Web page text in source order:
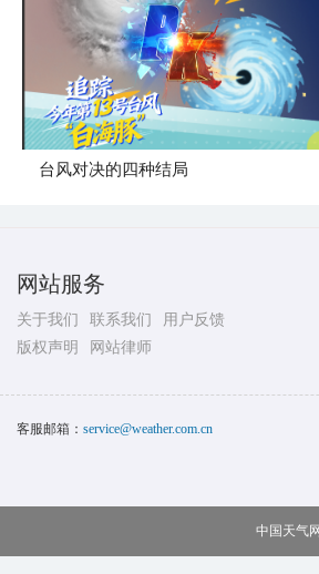
台风对决的四种结局
网站服务
关于我们 联系我们
用户反馈
版权声明
网站律师
客服邮箱： service@weather.com.cn
中国天气